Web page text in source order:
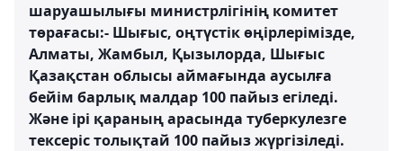
шаруашылығы министрлігінің комитет
төрағасы:- Шығыс, оңтүстік өңірлерімізде,
Алматы, Жамбыл, Қызылорда, Шығыс
Қазақстан облысы аймағында аусылға
бейім барлық малдар 100 пайыз егіледі.
Және ірі қараның арасында туберкулезге
тексеріс толықтай 100 пайыз жүргізіледі.